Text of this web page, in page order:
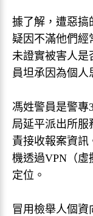
據了解，遭惡搞
疑因不滿他們經
未證實被害人是
員坦承因為個人
馮姓警員是警專
局延平派出所服
責接收報案資訊
機透過VPN（虛
定位。
冒用檢舉人個